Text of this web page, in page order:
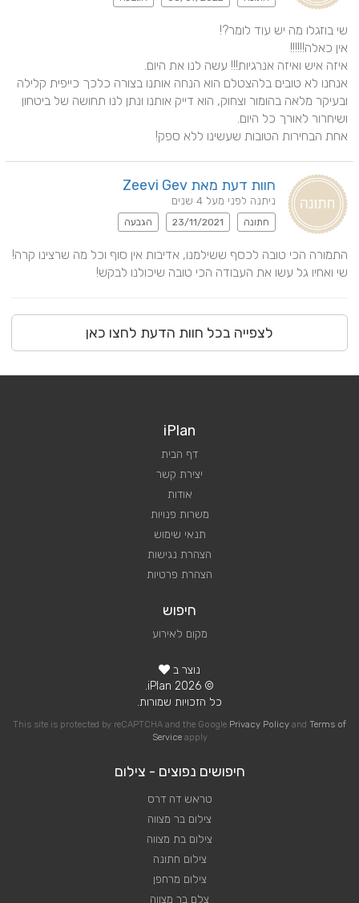
אחת הבחירות הטובות שעשינו ללא ספק!
חוות דעת מאת Zeevi Gev
ניתנה לפני מעל 4 שנים
חתונה 23/11/2021 הגבעה
שי ואחיו גל עשו את העבודה הכי טובה שיכולנו לבקש!
לצפייה בכל חוות הדעת לחצו כאן
iPlan
דף הבית
יצירת קשר
אודות
משרות פנויות
תנאי שימוש
הצהרת נגישות
הצהרת פרטיות
חיפוש
מקום לאירוע
נוצר ב
© 2026 iPlan.
כל הזכויות שמורות.
This site is protected by reCAPTCHA and the Google Privacy Policy and Terms of
Serviceapply
חיפושים נפוצים - צילום
טראש דה דרס
צילום בר מצווה
צילום בת מצווה
צילום חתונה
צילום מרחפן
צלם בר מצווה